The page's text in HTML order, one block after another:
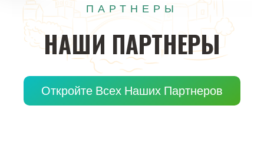
ПАРТНЕРЫ
НАШИ ПАРТНЕРЫ
Откройте Всех Наших Партнеров